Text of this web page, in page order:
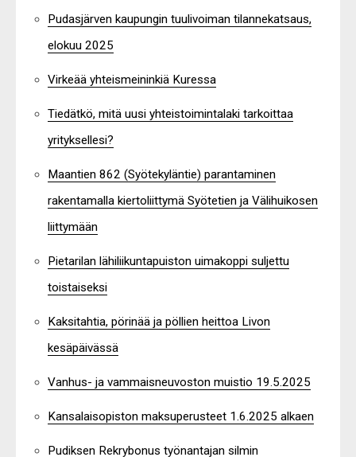
Pudasjärven kaupungin tuulivoiman tilannekatsaus,
elokuu 2025
Virkeää yhteismeininkiä Kuressa
Tiedätkö, mitä uusi yhteistoimintalaki tarkoittaa
yrityksellesi?
Maantien 862 (Syötekyläntie) parantaminen
rakentamalla kiertoliittymä Syötetien ja Välihuikosen
liittymään
Pietarilan lähiliikuntapuiston uimakoppi suljettu
toistaiseksi
Kaksitahtia, pörinää ja pöllien heittoa Livon
kesäpäivässä
Vanhus- ja vammaisneuvoston muistio 19.5.2025
Kansalaisopiston maksuperusteet 1.6.2025 alkaen
Pudiksen Rekrybonus työnantajan silmin